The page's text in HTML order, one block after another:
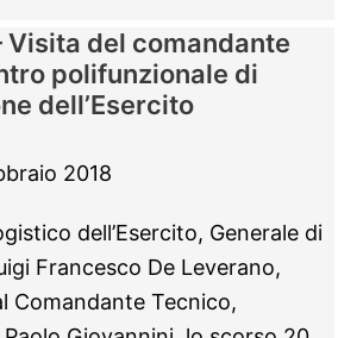
del comandante
polifunzionale di
dell’Esercito
2018
dell’Esercito, Generale di
Francesco De Leverano,
Comandante Tecnico,